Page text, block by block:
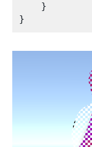
    }